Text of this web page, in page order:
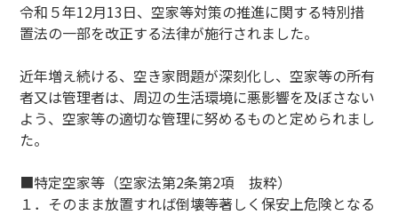
令和５年12月13日、空家等対策の推進に関する特別措
置法の一部を改正する法律が施行されました。
近年増え続ける、空き家問題が深刻化し、空家等の所有
者又は管理者は、周辺の生活環境に悪影響を及ぼさない
よう、空家等の適切な管理に努めるものと定められまし
た。
■特定空家等（空家法第2条第2項 抜粋）
１．そのまま放置すれば倒壊等著しく保安上危険となる